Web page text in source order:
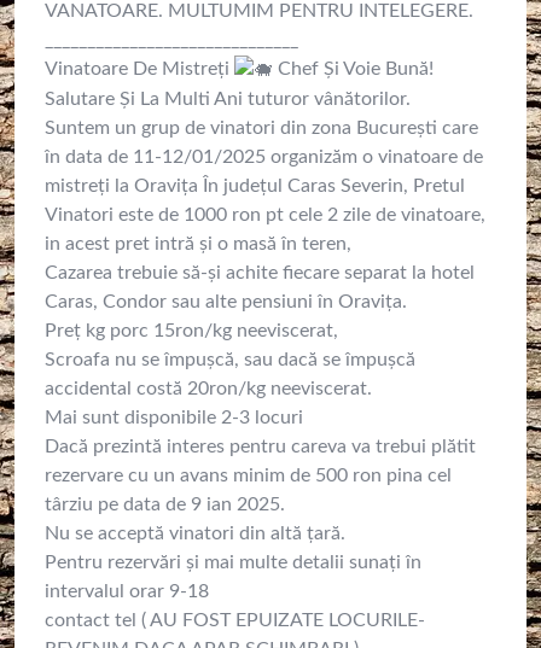
VANATOARE. MULTUMIM PENTRU INTELEGERE.
Vinatoare De Mistreți
Chef Și Voie Bună!
Salutare Și La Multi Ani tuturor vânătorilor.
Suntem un grup de vinatori din zona București care
în data de 11-12/01/2025 organizăm o vinatoare de
mistreți la Oravița În județul Caras Severin, Pretul
Vinatori este de 1000 ron pt cele 2 zile de vinatoare,
in acest pret intră și o masă în teren,
Cazarea trebuie să-și achite fiecare separat la hotel
Caras, Condor sau alte pensiuni în Oravița.
Preț kg porc 15ron/kg neeviscerat,
Scroafa nu se împușcă, sau dacă se împușcă
accidental costă 20ron/kg neeviscerat.
Mai sunt disponibile 2-3 locuri
Dacă prezintă interes pentru careva va trebui plătit
rezervare cu un avans minim de 500 ron pina cel
târziu pe data de 9 ian 2025.
Nu se acceptă vinatori din altă țară.
Pentru rezervări și mai multe detalii sunați în
intervalul orar 9-18
contact tel ( AU FOST EPUIZATE LOCURILE-